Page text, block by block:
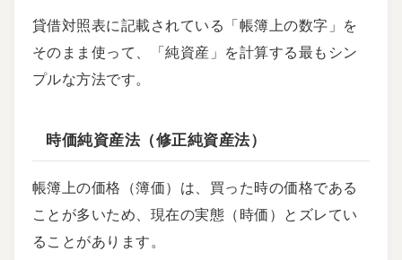
貸借対照表に記載されている「帳簿上の数字」を
そのまま使って、「純資産」を計算する最もシン
プルな方法です。
時価純資産法（修正純資産法）
帳簿上の価格（簿価）は、買った時の価格である
ことが多いため、現在の実態（時価）とズレてい
ることがあります。